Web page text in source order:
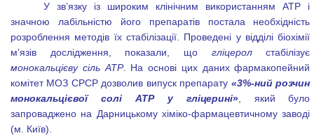
У зв’язку із широким клінічним використанням АТР і
значною лабільністю його препаратів постала необхідність
розроблення методів їх стабілізації. Проведені у відділі біохімії
м’язів дослідження, показали, що гліцеролстабілізує
монокальцієву сіль АТР. На основі цих даних фармакопейний
комітет МОЗ СРСР дозволив випуск препарату «3%-ний розчин
монокальцієвої солі АТР
у гліцерині», який було
запроваджено на Дарницькому хіміко-фармацевтичному заводі
(м. Київ).